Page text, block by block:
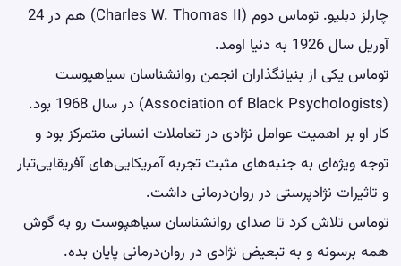
چارلز دبلیو. توماس دوم (Charles W. Thomas II) هم در 24
آوریل سال 1926 به دنیا اومد.
توماس یکی از بنیانگذاران انجمن روانشناسان سیاهپوست
(Association of Black Psychologists) در سال 1968 بود.
کار او بر اهمیت عوامل نژادی در تعاملات انسانی متمرکز بود و
توجه ویژه‌ای به جنبه‌های مثبت تجربه آمریکایی‌های آفریقایی‌تبار
و تاثیرات نژادپرستی در روان‌درمانی داشت.
توماس تلاش کرد تا صدای روانشناسان سیاهپوست رو به گوش
همه برسونه و به تبعیض نژادی در روان‌درمانی پایان بده.